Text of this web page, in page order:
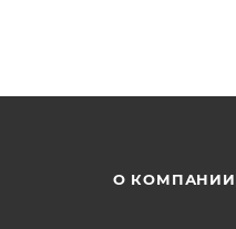
О КОМПАНИИ